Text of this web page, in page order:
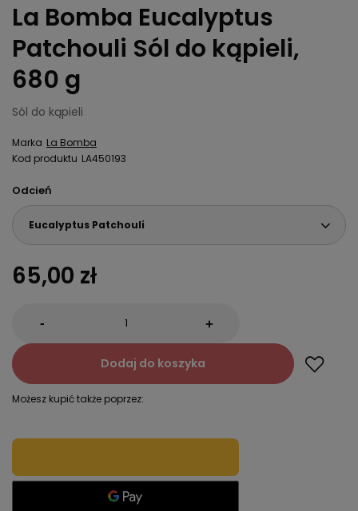
La Bomba Eucalyptus
Patchouli Sól do kąpieli,
680 g
Sól do kąpieli
Marka La Bomba
Kod produktu LA450193
Odcień
Eucalyptus Patchouli
65,00 zł
- +
Dodaj do koszyka
Możesz kupić także poprzez: